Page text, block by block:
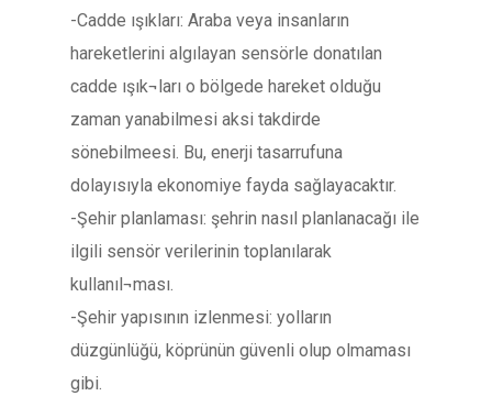
-Cadde ışıkları: Araba veya insanların
hareketlerini algılayan sensörle donatılan
cadde ışık¬ları o bölgede hareket olduğu
zaman yanabilmesi aksi takdirde
sönebilmeesi. Bu, enerji tasarrufuna
dolayısıyla ekonomiye fayda sağlayacaktır.
-Şehir planlaması: şehrin nasıl planlanacağı ile
ilgili sensör verilerinin toplanılarak
kullanıl¬ması.
-Şehir yapısının izlenmesi: yolların
düzgünlüğü, köprünün güvenli olup olmaması
gibi.